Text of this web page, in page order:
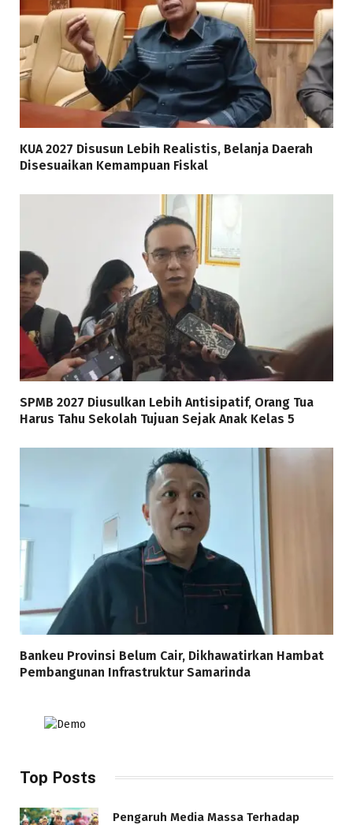
KUA 2027 Disusun Lebih Realistis, Belanja Daerah
Disesuaikan Kemampuan Fiskal
SPMB 2027 Diusulkan Lebih Antisipatif, Orang Tua
Harus Tahu Sekolah Tujuan Sejak Anak Kelas 5
Bankeu Provinsi Belum Cair, Dikhawatirkan Hambat
Pembangunan Infrastruktur Samarinda
Top Posts
Pengaruh Media Massa Terhadap